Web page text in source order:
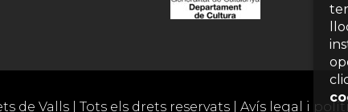
de Valls | Tots els drets reservats | Avís legal i